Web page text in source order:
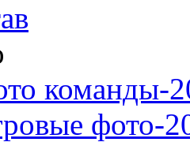
команды-
фото-